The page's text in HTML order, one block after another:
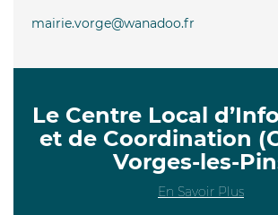
mairie.vorge@wanadoo.fr
Le Centre Local
et de Coordination
Vorges-les-
En Savoir Plus